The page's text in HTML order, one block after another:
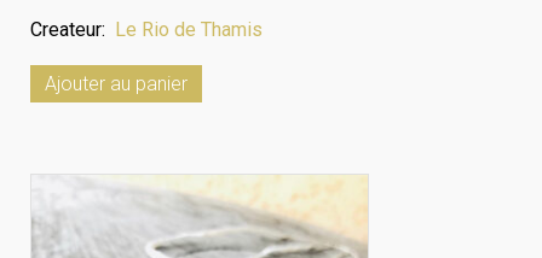
Createur: Le Rio de Thamis
Ajouter au panier